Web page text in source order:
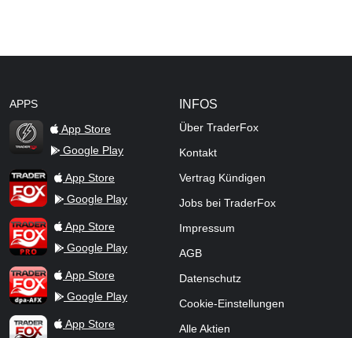
APPS
TraderFox Flash
App Store
Google Play
TraderFox AppApp Store
Google Play
TraderFox ProApp Store
Google Play
TraderFox dpa-AFX ProFeed
App Store
Google Play
TraderFox Live Trading
App Store
INFOS
Über TraderFox
Kontakt
Vertrag Kündigen
Jobs bei TraderFox
Impressum
AGB
Datenschutz
Cookie-Einstellungen
Alle Aktien